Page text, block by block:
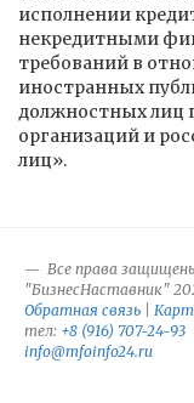
исполнении
некредитными
требований в
иностранных
должностных лиц
организаций и
лиц».
Все права
"БизнесНаставник"
Обратная связь
тел: +8 (916) 707-24-93
info@mfoinfo24.ru